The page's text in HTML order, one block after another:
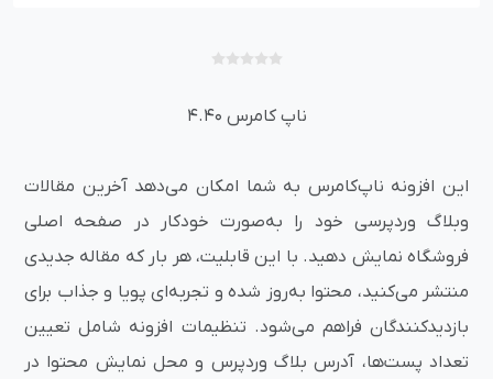
ناپ کامرس 4.40
این افزونه ناپ‌کامرس به شما امکان می‌دهد آخرین مقالات
وبلاگ وردپرسی خود را به‌صورت خودکار در صفحه اصلی
فروشگاه نمایش دهید. با این قابلیت، هر بار که مقاله جدیدی
منتشر می‌کنید، محتوا به‌روز شده و تجربه‌ای پویا و جذاب برای
بازدیدکنندگان فراهم می‌شود. تنظیمات افزونه شامل تعیین
تعداد پست‌ها، آدرس بلاگ وردپرس و محل نمایش محتوا در